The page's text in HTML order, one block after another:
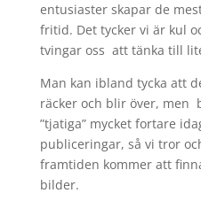
entusiaster skapar de
fritid. Det tycker vi är kul
tvingar oss att tänka till
Man kan ibland tycka att
räcker och blir över, men
”tjatiga” mycket fortare
publiceringar, så vi tror
framtiden kommer att
bilder.